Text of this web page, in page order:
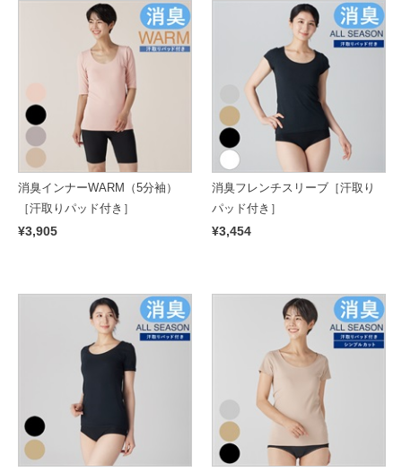
消臭インナーWARM（5分袖）
［汗取りパッド付き］
¥3,905
消臭フレンチスリーブ［汗取り
パッド付き］
¥3,454